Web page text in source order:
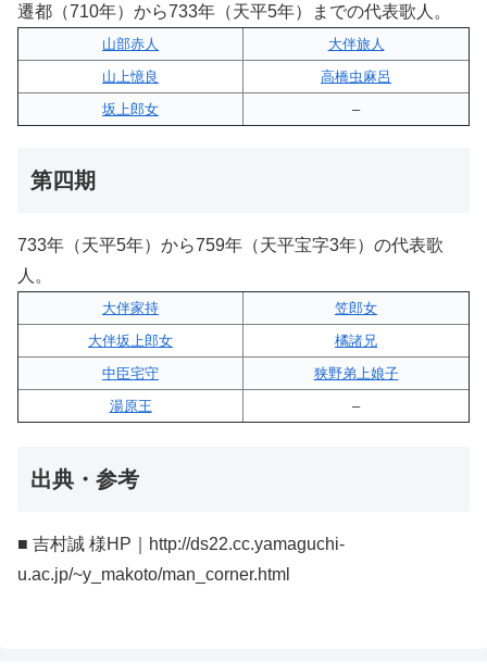
遷都（710年）から733年（天平5年）までの代表歌人。
山部赤人
大伴旅人
山上憶良
高橋虫麻呂
坂上郎女
–
第四期
733年（天平5年）から759年（天平宝字3年）の代表歌
人。
大伴家持
笠郎女
大伴坂上郎女
橘諸兄
中臣宅守
狭野弟上娘子
湯原王
–
出典・参考
■ 吉村誠 様HP｜http://ds22.cc.yamaguchi-
u.ac.jp/~y_makoto/man_corner.html